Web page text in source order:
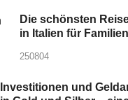
Die schönsten
in Italien für Familien
250804
Investitionen und